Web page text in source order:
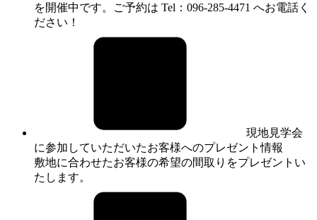
を開催中です。ご予約は Tel：096-285-4471 へお電話く
ださい！
現地見学会
に参加していただいたお客様へのプレゼント情報
敷地に合わせたお客様の希望の間取りをプレゼントい
たします。